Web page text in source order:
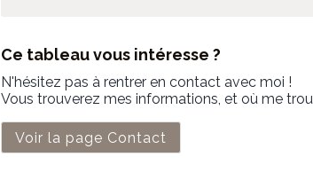
Ce tableau vous intéresse ?
N'hésitez pas à rentrer en contact avec moi !
Vous trouverez mes informations, et où me
Voir la page Contact